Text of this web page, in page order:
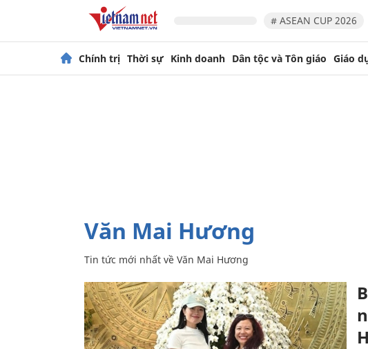
# ASEAN CUP 2026
Chính trị Thời sự Kinh doanh Dân tộc và Tôn giáo Giáo
Văn Mai Hương
Tin tức mới nhất về Văn Mai Hương